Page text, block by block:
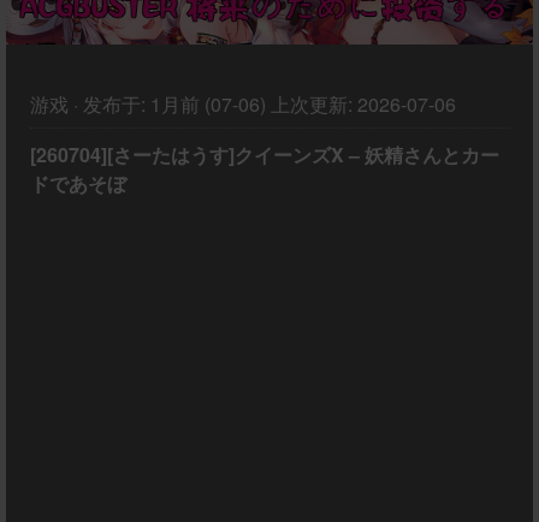
游戏 · 发布于: 1月前 (07-06) 上次更新: 2026-07-06
[260704][さーたはうす]クイーンズX – 妖精さんとカー
ドであそぼ